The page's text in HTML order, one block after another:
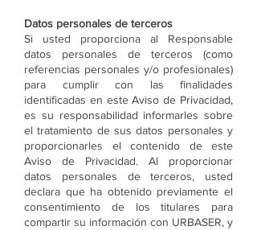
Datos personales de terceros
Si usted proporciona al Responsable
datos personales de terceros (como
referencias personales y/o profesionales)
para cumplir con las finalidades
identificadas en este Aviso de Privacidad,
es su responsabilidad informarles sobre
el tratamiento de sus datos personales y
proporcionarles el contenido de este
Aviso de Privacidad. Al proporcionar
datos personales de terceros, usted
declara que ha obtenido previamente el
consentimiento de los titulares para
compartir su información con URBASER, y